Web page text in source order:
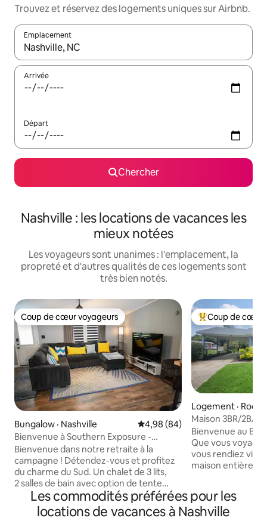
Trouvez et réservez des logements uniques sur Airbnb.
Emplacement
Quand les résultats sont affichés, parcourez-les en utilisant
Arrivée
Départ
Chercher
Nashville : les locations de vacances les
mieux notées
Les voyageurs sont unanimes : l'emplacement, la
propreté et d'autres qualités de ces logements sont
très bien notés.
Coup de cœur voyageurs
Coup de cœur voyageurs
Bungalow · Nashville Note moyenne de 4,98 sur 5,
4,98 (84)
Bienvenue à Southern Exposure -
Nashville NC
Bienvenue dans notre retraite à la
campagne ! Détendez-vous et profitez
du charme du Sud. Un chalet de 3 lits,
2 salles de bain avec option de tente
Glamping pour la nuit ou un endroit pour
se détendre pendant la journée si le
temps le permet. Il y a une télévision
Coup de cœur
Coup de cœur
Logement ·
Maison 3BR/2BA
centre-ville et de
Bienvenue au
Que vous
vous rendiez
maison
ressourcer, vous
chez vous. Points forts : Maison
confortable de 3
Les commodités préférées pour les
locations de vacances à Nashville